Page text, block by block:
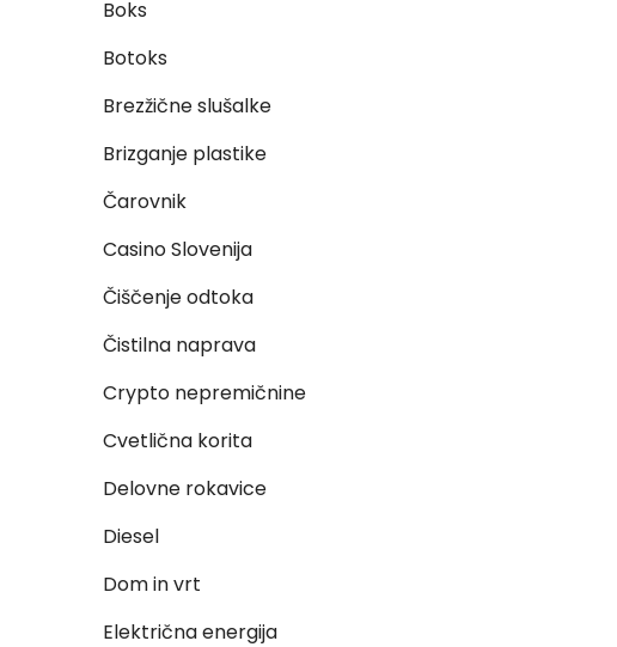
Boks
Botoks
Brezžične slušalke
Brizganje plastike
Čarovnik
Casino Slovenija
Čiščenje odtoka
Čistilna naprava
Crypto nepremičnine
Cvetlična korita
Delovne rokavice
Diesel
Dom in vrt
Električna energija